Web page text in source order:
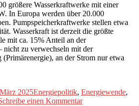
größere Wasserkraftwerke mit einer
In Europa werden über 20.000
Pumpspeicherkraftwerke stellen etwa
Wasserkraft ist derzeit die größte
mit ca. 15% Anteil an der
nicht zu verwechseln mit der
(Primärenergie), an der Strom nur etwa
2025Kategorien
Energiepolitik, Energiewende,
einen Kommentarzu